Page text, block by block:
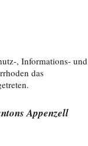
, Informations- und
das
Appenzell